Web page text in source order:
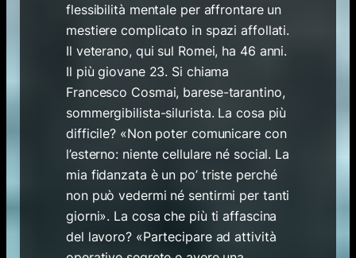
flessibilità mentale per affrontare un
mestiere complicato in spazi affollati.
Il veterano, qui sul Romei, ha 46 anni.
Il più giovane 23. Si chiama
Francesco Cosmai, barese-tarantino,
sommergibilista-silurista. La cosa più
difficile? «Non poter comunicare con
l’esterno: niente cellulare né social. La
mia fidanzata è un po’ triste perché
non può vedermi né sentirmi per tanti
giorni». La cosa che più ti affascina
del lavoro? «Partecipare ad attività